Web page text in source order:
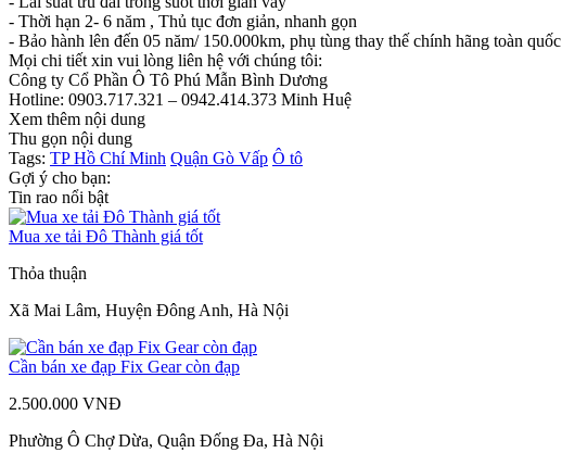
- Thời hạn 2- 6 năm , Thủ tục đơn giản, nhanh gọn
- Bảo hành lên đến 05 năm/ 150.000km, phụ tùng thay thế chính hãng toàn quốc
Mọi chi tiết xin vui lòng liên hệ với chúng tôi:
Công ty Cổ Phần Ô Tô Phú Mẫn Bình Dương
Hotline: 0903.717.321 – 0942.414.373 Minh Huệ
Xem thêm nội dung
Thu gọn nội dung
Tags: TP Hồ Chí Minh Quận Gò Vấp Ô tô
Gợi ý cho bạn:
Tin rao nổi bật
Mua xe tải Đô Thành giá tốt
Thỏa thuận
Xã Mai Lâm, Huyện Đông Anh, Hà Nội
Cần bán xe đạp Fix Gear còn đạp
2.500.000 VNĐ
Phường Ô Chợ Dừa, Quận Đống Đa, Hà Nội